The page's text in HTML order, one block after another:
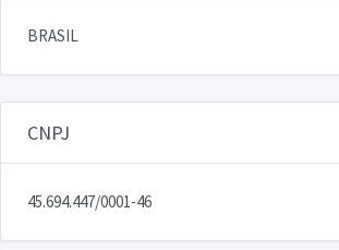
BRASIL
CNPJ
45.694.447/0001-46